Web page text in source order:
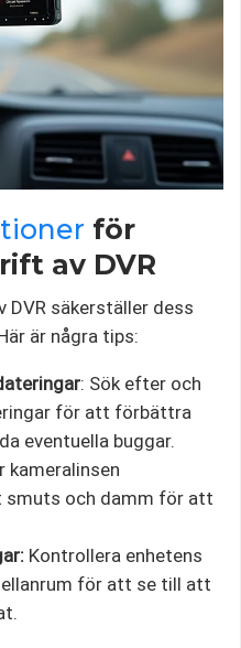
för
av DVR
DVR säkerställer dess
är några tips:
: Sök efter och
för att förbättra
eventuella buggar.
kameralinsen
och damm för att
Kontrollera enhetens
för att se till att